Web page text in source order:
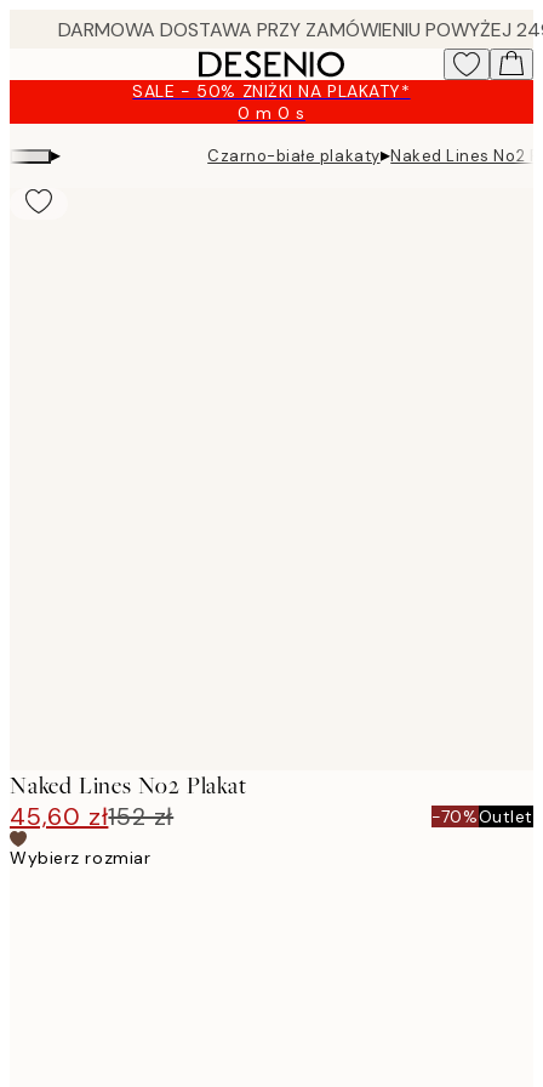
SALE - 50% ZNIŻKI NA PLAKATY*
0 m0 s
Ważny
do:
2026-
▸ Czarno-białe plakaty▸Naked Lines No2
Naked Lines No2 Plakat
45,60 zł152 zł -70%Outlet
Wybierz rozmiar